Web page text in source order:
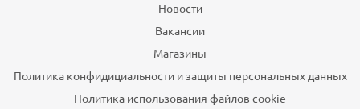
Новости
Вакансии
Магазины
Политика конфидициальности и защиты персональных данных
Политика использования файлов cookie